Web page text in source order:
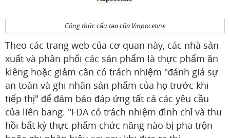
Công thức cấu tạo của Vinpocetine
Theo các trang web của cơ quan này, các nhà sản
xuất và phân phối các sản phẩm là thực phẩm ăn
kiêng hoặc giảm cân có trách nhiệm "đánh giá sự
an toàn và ghi nhãn sản phẩm của họ trước khi
tiếp thị" để đảm bảo đáp ứng tất cả các yêu cầu
của liên bang. "FDA có trách nhiệm đình chỉ và thu
hồi bất kỳ thực phẩm chức năng nào bị pha trộn